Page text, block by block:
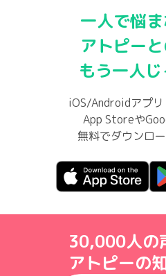
一人で悩ま
アトピー
もう一人
iOS/Androidアプ
App Storeや
無料でダウンロ
30,000人の
アトピーの